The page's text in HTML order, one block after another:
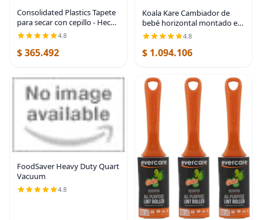
Consolidated Plastics Tapete
para secar con cepillo - Hecho
en EE. UU., alfombra
resistente para puerta
comercial para entradas de
4.8
$ 365.492
Koala Kare Cambiador de
bebé horizontal montado en
superficie, modelo KB300-00
(beige)
4.8
$ 1.094.106
FoodSaver Heavy Duty Quart
Vacuum
4.8